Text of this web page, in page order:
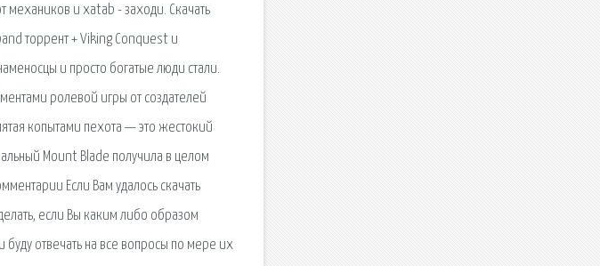
механиков и xatab - заходи. Скачать
торрент + Viking Conquest и
и просто богатые люди стали.
ролевой игры от создателей
копытами пехота — это жестокий
Mount Blade получила в целом
Если Вам удалось скачать
если Вы каким либо образом
отвечать на все вопросы по мере их